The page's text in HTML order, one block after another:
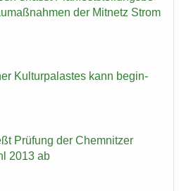
der Mit­netz Strom
Kul­tur­pa­las­tes kann be­gin­
Prü­fung der Chem­nit­zer
2013 ab